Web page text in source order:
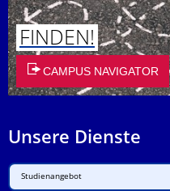
FINDEN!
CAMPUS NAVIGATOR
Unsere Dienste